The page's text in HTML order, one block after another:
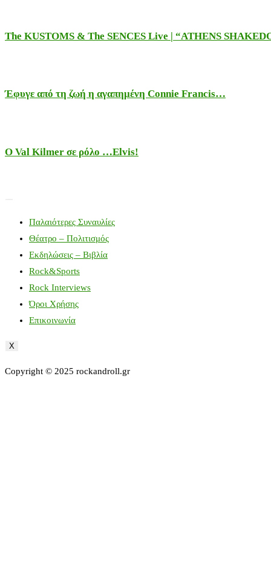
The KUSTOMS & The SENCES Live | “ATHENS
Έφυγε από τη ζωή η αγαπημένη Connie Francis…
Ο Val Kilmer σε ρόλο …Elvis!
Παλαιότερες Συναυλίες
Θέατρο – Πολιτισμός
Εκδηλώσεις – Βιβλία
Rock&Sports
Rock Interviews
Όροι Χρήσης
Επικοινωνία
X
Copyright © 2025 rockandroll.gr